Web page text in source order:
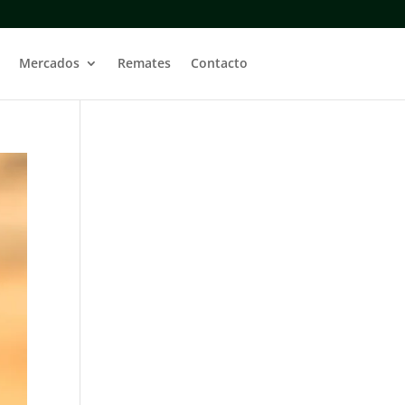
Mercados Remates Contacto